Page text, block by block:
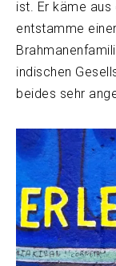
ist. Er käme aus
entstamme
indischen
beides sehr